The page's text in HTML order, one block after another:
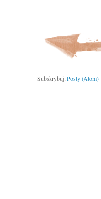
Subskrybuj:Posty (Atom)